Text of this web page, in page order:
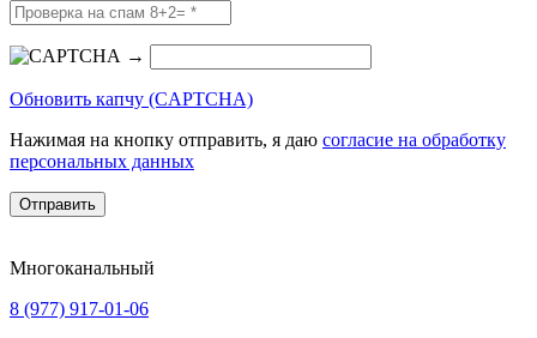
→
Обновить капчу (CAPTCHA)
Нажимая на кнопку отправить, я даю согласие на обработку
персональных данных
Многоканальный
8 (977) 917-01-06